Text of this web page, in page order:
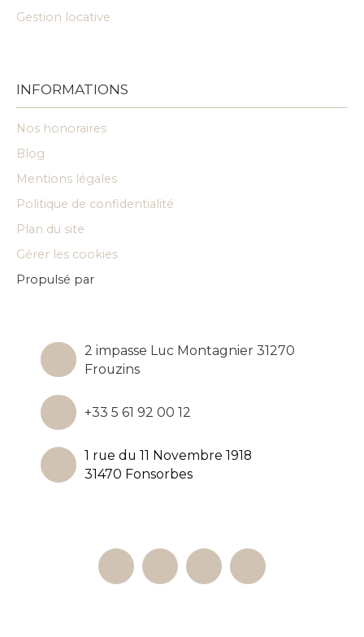
Gestion locative
INFORMATIONS
Nos honoraires
Blog
Mentions légales
Politique de confidentialité
Plan du site
Gérer les cookies
Propulsé par
2 impasse Luc Montagnier 31270
Frouzins
+33 5 61 92 00 12
1 rue du 11 Novembre 1918
31470 Fonsorbes